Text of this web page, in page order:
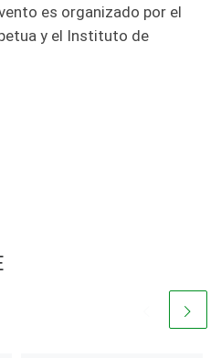
es organizado por el
y el Instituto de